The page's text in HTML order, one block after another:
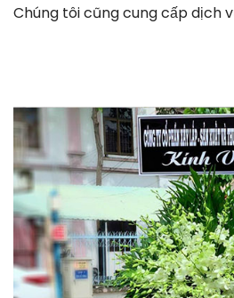
Chúng tôi cũng cung cấp dịch